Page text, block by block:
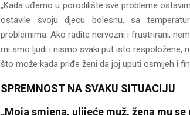
„Kada uđemo u porodilište sve probleme
ostavile svoju djecu bolesnu, sa
problemima. Ako radite nervozni i frustrirani,
mi smo ljudi i nismo svaki put isto respoložene,
što može kada priđe ženi da joj uputi osmijeh i
SPREMNOST NA SVAKU SITUACIJU
„Moja smjena, ulijeće muž, žena mu